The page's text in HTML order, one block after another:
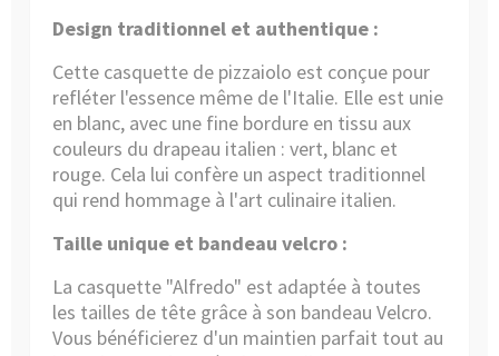
Design traditionnel et authentique :
Cette casquette de pizzaiolo est conçue pour
refléter l'essence même de l'Italie. Elle est unie
en blanc, avec une fine bordure en tissu aux
couleurs du drapeau italien : vert, blanc et
rouge. Cela lui confère un aspect traditionnel
qui rend hommage à l'art culinaire italien.
Taille unique et bandeau velcro :
La casquette "Alfredo" est adaptée à toutes
les tailles de tête grâce à son bandeau Velcro.
Vous bénéficierez d'un maintien parfait tout au